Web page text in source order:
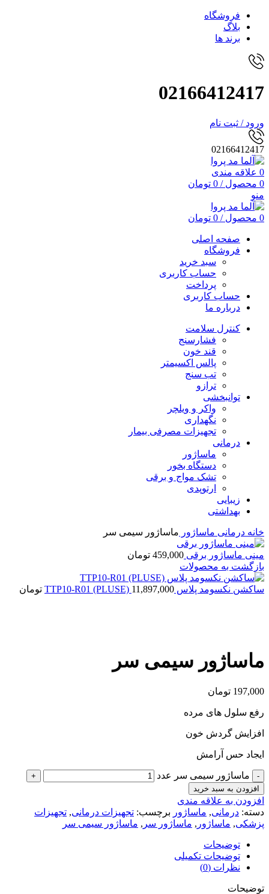
فروشگاه
بلاگ
برند ها
02166412417
ورود / ثبت نام
02166412417
0 علاقه مندی
0 محصول /
0 تومان
منو
0 محصول /
0 تومان
صفحه اصلی
فروشگاه
سبد خرید
حساب کاربری
پرداخت
حساب کاربری
درباره ما
کنترل سلامت
فشارسنج
قند خون
پالس اکسیمتر
تب سنج
ترازو
توانبخشی
واکر و ویلچر
نگهداری
تجهیزات مصرفی بیمار
درمانی
ماساژور
دستگاه بخور
تشک مواج و برقی
ارتوپدی
زیبایی
بهداشتی
خانه درمانی ماساژور ماساژور سیمی سر
مینی ماساژور برقی 459,000 تومان
بازگشت به محصولات
ساکشن نکسومد پلاس TTP10-R01 (PLUSE) 11,897,000 تومان
ماساژور سیمی سر
197,000 تومان
رفع سلول های مرده
افزایش گردش خون
ایجاد حس آرامش
ماساژور سیمی سر عدد
افزودن به سبد خرید
افزودن به علاقه مندی
دسته: درمانی, ماساژور برچسب: تجهیزات درمانی, تجهیزات
پزشکی, ماساژور , ماساژور سر , ماساژور سیمی سر
توضیحات
توضیحات تکمیلی
نظرات (0)
توضیحات